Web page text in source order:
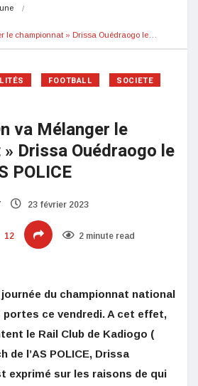
le championnat » Drissa Ouédraogo le…
FOOTBALL
SOCIETE
va Mélanger le
Drissa Ouédraogo le
POLICE
23 février 2023
12 2 minute read
du championnat national
portes ce vendredi. A cet effet,
le Rail Club de Kadiogo (
de l’AS POLICE, Drissa
exprimé sur les raisons de qui